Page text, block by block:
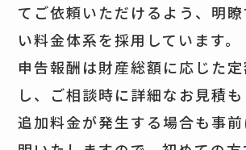
てご依頼いただけるよう、明
い料金体系を採用しています。
申告報酬は財産総額に応じた
し、ご相談時に詳細なお見積も
追加料金が発生する場合も事